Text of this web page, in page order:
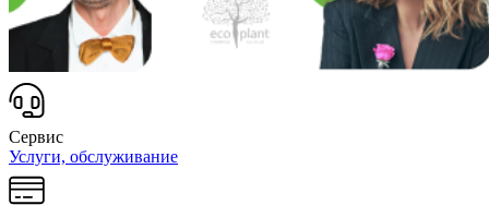
Сервис
Услуги, обслуживание